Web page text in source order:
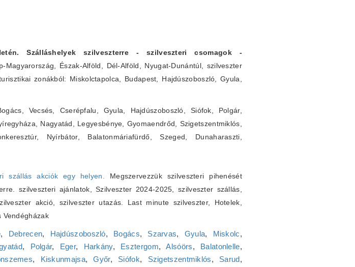
Szálláshelyek szilveszterre - szilveszteri csomagok -
Magyarország, Észak-Alföld, Dél-Alföld, Nyugat-Dunántúl, szilveszter
zonákból: Miskolctapolca, Budapest, Hajdúszoboszló, Gyula,
Vecsés, Cserépfalu, Gyula, Hajdúszoboszló, Siófok, Polgár,
Nagyatád, Legyesbénye, Gyomaendrőd, Szigetszentmiklós,
Nyírbátor, Balatonmáriafürdő, Szeged, Dunaharaszti,
szállás akciók egy helyen. Megszervezzük szilveszteri pihenését
szilveszteri ajánlatok, Szilveszter 2024-2025, szilveszter szállás,
akció, szilveszter utazás. Last minute szilveszter, Hotelek,
Vendégházak
, Debrecen, Hajdúszoboszló, Bogács, Szarvas, Gyula, Miskolc,
, Polgár, Eger, Harkány, Esztergom,Alsóörs, Balatonlelle,
, Kiskunmajsa,Győr, Siófok, Szigetszentmiklós, Sarud,